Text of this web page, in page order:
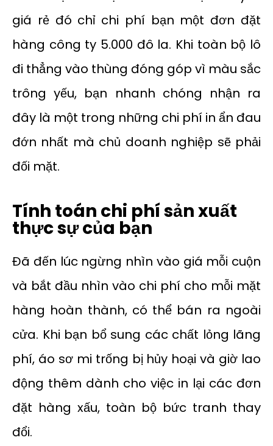
giá rẻ đó chỉ chi phí bạn một đơn đặt
hàng công ty 5.000 đô la. Khi toàn bộ lô
đi thẳng vào thùng đóng góp vì màu sắc
trông yếu, bạn nhanh chóng nhận ra
đây là một trong những chi phí in ẩn đau
đớn nhất mà chủ doanh nghiệp sẽ phải
đối mặt.
Tính toán chi phí sản xuất
thực sự của bạn
Đã đến lúc ngừng nhìn vào giá mỗi cuộn
và bắt đầu nhìn vào chi phí cho mỗi mặt
hàng hoàn thành, có thể bán ra ngoài
cửa. Khi bạn bổ sung các chất lỏng lãng
phí, áo sơ mi trống bị hủy hoại và giờ lao
động thêm dành cho việc in lại các đơn
đặt hàng xấu, toàn bộ bức tranh thay
đổi.